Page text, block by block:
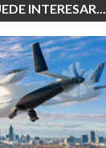
INTERESAR...